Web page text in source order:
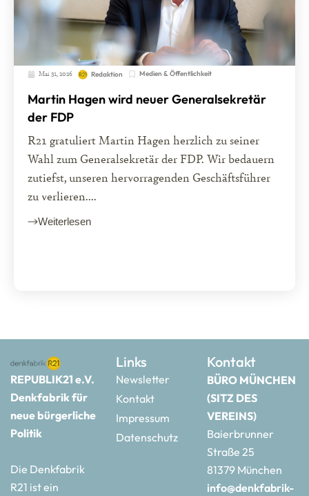
Mai 31, 2026 Redaktion Medien & Öffentlichkeit
Martin Hagen wird neuer Generalsekretär
der FDP
R21 gratuliert Martin Hagen herzlich zu seiner
Wahl zum Generalsekretär der FDP. Wir bedauern
zutiefst, unseren hervorragenden Geschäftsführer
zu verlieren....
Weiterlesen
REPUBLIK21 e.V.
Denkfabrik für
neue bürgerliche
Politik
Die Denkfabrik
R21 ist ein
Links
Newsletter
Kontakt
Impressum
Datenschutz
Kontakt
BÜRO MÜNCHEN
(SITZ DES
VEREINS)
Baierbrunner
Straße 25
81379 München
info@denkfabrik-